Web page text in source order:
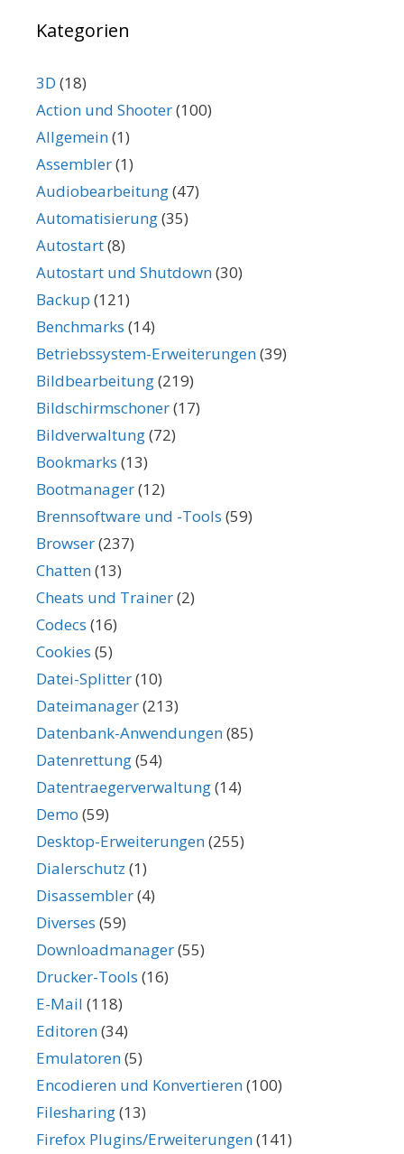
Kategorien
3D (18)
Action und Shooter(100)
Allgemein(1)
Assembler(1)
Audiobearbeitung(47)
Automatisierung(35)
Autostart(8)
Autostart und Shutdown(30)
Backup (121)
Benchmarks (14)
Betriebssystem-Erweiterungen(39)
Bildbearbeitung(219)
Bildschirmschoner(17)
Bildverwaltung(72)
Bookmarks (13)
Bootmanager(12)
Brennsoftware und -Tools (59)
Browser(237)
Chatten(13)
Cheats und Trainer(2)
Codecs (16)
Cookies (5)
Datei-Splitter(10)
Dateimanager(213)
Datenbank-Anwendungen(85)
Datenrettung(54)
Datentraegerverwaltung(14)
Demo (59)
Desktop-Erweiterungen(255)
Dialerschutz (1)
Disassembler(4)
Diverses (59)
Downloadmanager(55)
Drucker-Tools (16)
E-Mail (118)
Editoren(34)
Emulatoren(5)
Encodieren und Konvertieren(100)
Filesharing(13)
Firefox Plugins/Erweiterungen(141)